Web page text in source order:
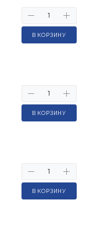
В КОРЗИНУ
В КОРЗИНУ
В КОРЗИНУ